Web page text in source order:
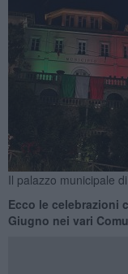
Il palazzo municipale
Ecco le celebrazioni
Giugno nei vari